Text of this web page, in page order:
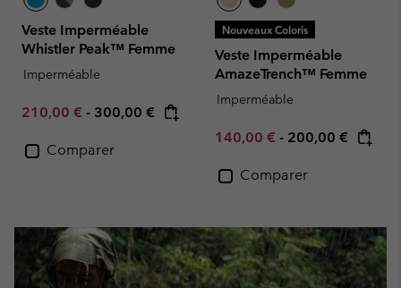
Veste Imperméable
Whistler Peak™ Femme
Imperméable
Minimum sale price:
210,00 € - Maximum price:
300,00 €
Comparer
Nouveaux Coloris
Veste Imperméable
AmazeTrench™ Femme
Imperméable
Minimum sale price:
140,00 € - Maximum price:
200,00 €
Comparer